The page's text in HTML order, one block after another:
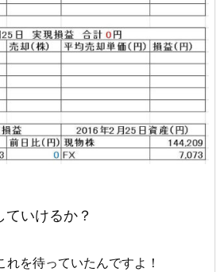
いけるか？
を待っていたんですよ！